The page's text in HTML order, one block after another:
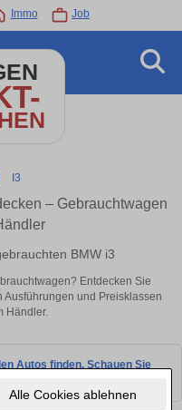
Alle Cookies ablehnen
Immo Job
I3
– Gebrauchtwagen
BMW i3
Entdecken Sie
und Preisklassen
Händler.
Autos finden. Schauen Sie